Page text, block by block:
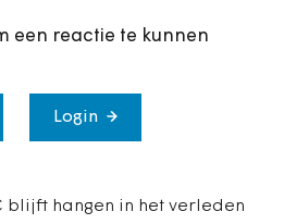
een reactie te kunnen
Login
blijft hangen in het verleden